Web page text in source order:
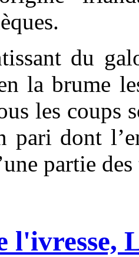
du
la brume
les coups
pari dont
partie
l'ivresse,